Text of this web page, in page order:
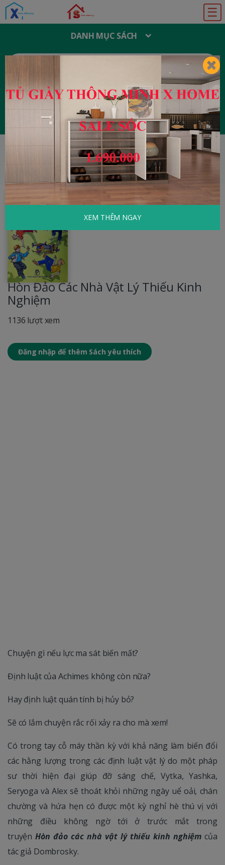
☰
DANH MỤC SÁCH
T
M
I
M
Đăng ký Đăng nhập
HOME Khoa Học - Kỹ Thuật
Hòn Đảo Các
Nhà Vật Lý Thiếu Kinh Nghiệm
Hòn Đảo Các Nhà Vật Lý Thiếu Kinh
Nghiệm
1136 lượt xem
Đăng nhập để thêm Sách yêu thích
Chuyện gì nếu lực ma sát biến mất?
Định luật của Achimes không còn nữa?
Hay định luật quán tính bị hủy bỏ?
Sẽ có lắm chuyện rắc rối xảy ra cho mà xem!
Có trong tay cỗ máy thần kỳ với khả năng làm biến đổi
các hằng lượng trong các định luật vật lý do một pháp
sư thời hiện đại giúp đỡ sáng chế, Vytka, Yashka,
Seryoga và Alex sẽ thoát khỏi những ngày uể oải, chán
chường và hứa hẹn có được một kỳ nghỉ hè thú vị với
những điều không ngờ tới ở trước mắt trong
truyệnHòn đảo các nhà vật lý thiếu kinh nghiệmcủa
tác giả Dombrosky.
XEM THÊM NGAY